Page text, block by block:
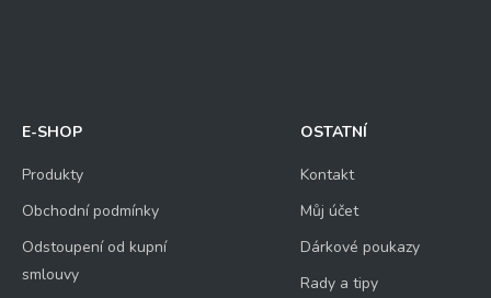
E-SHOP
Produkty
Obchodní podmínky
Odstoupení od kupní
smlouvy
OSTATNÍ
Kontakt
Můj účet
Dárkové poukazy
Rady a tipy